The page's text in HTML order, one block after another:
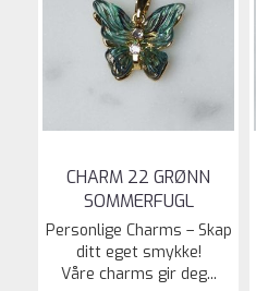
CHARM 22 GRØNN
SOMMERFUGL
Personlige Charms – Skap
ditt eget smykke!
Våre charms gir deg...